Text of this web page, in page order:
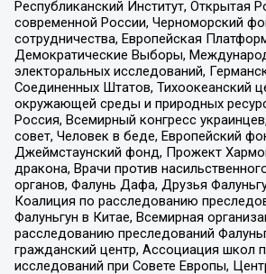
Республиканский Институт, Открытая
современной России, Черноморский
сотрудничества, Европейская
Демократические Выборы,
электоральных исследований,
Соединенных Штатов, Тихоокеанский
окружающей среды и природных
Россия, Всемирный конгресс
совет, Человек в беде, Европейский
Джеймстаунский фонд, Прожект
дракона, Врачи против
органов, Фалунь Дафа, Друзья
Коалиция по расследованию
Фалуньгун в Китае, Всемирная
расследованию преследований
гражданский центр, Ассоциация школ
исследований при Совете Европы,